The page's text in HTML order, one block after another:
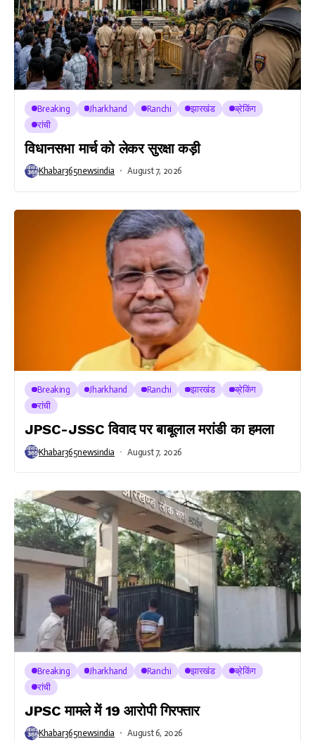
Breaking Jharkhand Ranchi झारखंड
ब्रेकिंग
रांची
विधानसभा मार्च को लेकर सुरक्षा कड़ी
Khabar365newsindia August 7, 2026
Breaking Jharkhand Ranchi झारखंड
ब्रेकिंग
रांची
JPSC-JSSC विवाद पर बाबूलाल मरांडी का हमला
Khabar365newsindia August 7, 2026
Breaking Jharkhand Ranchi झारखंड
ब्रेकिंग
रांची
JPSC मामले में 19 आरोपी गिरफ्तार
Khabar365newsindia August 6, 2026